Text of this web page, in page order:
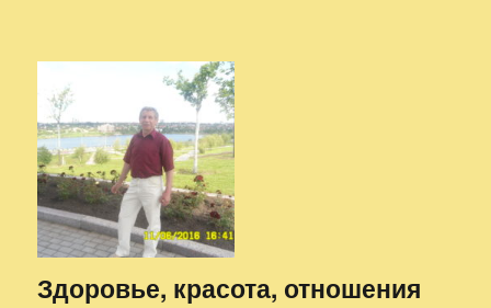
Здоровье, красота, отношения